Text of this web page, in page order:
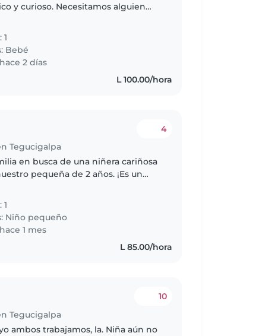
y curioso. Necesitamos alguien
Bebé
2 días
L 100.00/hora
Tegucigalpa
4
en busca de una niñera cariñosa
pequeña de 2 años. ¡Es un
Niño pequeño
1 mes
L 85.00/hora
Tegucigalpa
10
ambos trabajamos, la. Niña aún no